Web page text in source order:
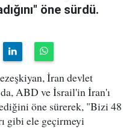
öne sürdü.
İran devlet
ABD ve İsrail'in İran'ı
öne sürerek, "Bizi 48
gibi ele geçirmeyi